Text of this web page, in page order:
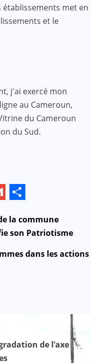
établissements met en
et le
j'ai exercé mon
au Cameroun,
du Cameroun
du Sud.
la commune
son Patriotisme
dans les actions
de l’axe